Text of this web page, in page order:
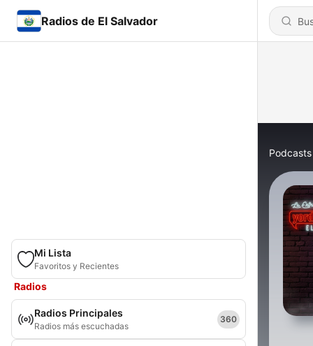
Radios de El Salvador
Mi Lista
Favoritos y Recientes
Radios
Radios Principales
Radios más escuchadas
360
Podcasts